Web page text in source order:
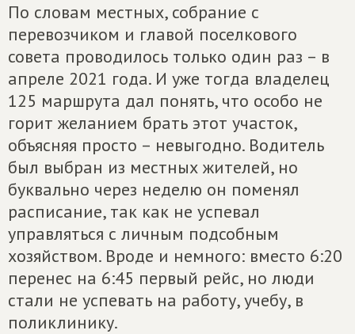
По словам местных, собрание с
перевозчиком и главой поселкового
совета проводилось только один раз – в
апреле 2021 года. И уже тогда владелец
125 маршрута дал понять, что особо не
горит желанием брать этот участок,
объясняя просто – невыгодно. Водитель
был выбран из местных жителей, но
буквально через неделю он поменял
расписание, так как не успевал
управляться с личным подсобным
хозяйством. Вроде и немного: вместо 6:20
перенес на 6:45 первый рейс, но люди
стали не успевать на работу, учебу, в
поликлинику.